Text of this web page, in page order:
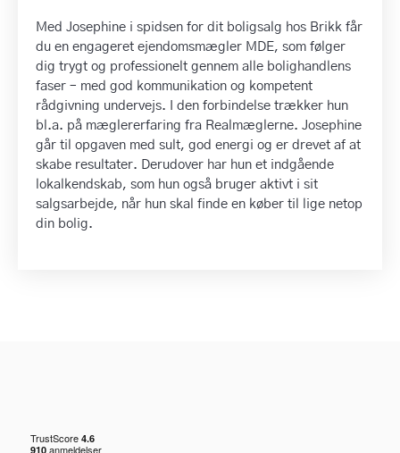
Med Josephine i spidsen for dit boligsalg hos Brikk får
du en engageret ejendomsmægler MDE, som følger
dig trygt og professionelt gennem alle bolighandlens
faser – med god kommunikation og kompetent
rådgivning undervejs. I den forbindelse trækker hun
bl.a. på mæglererfaring fra Realmæglerne. Josephine
går til opgaven med sult, god energi og er drevet af at
skabe resultater. Derudover har hun et indgående
lokalkendskab, som hun også bruger aktivt i sit
salgsarbejde, når hun skal finde en køber til lige netop
din bolig.